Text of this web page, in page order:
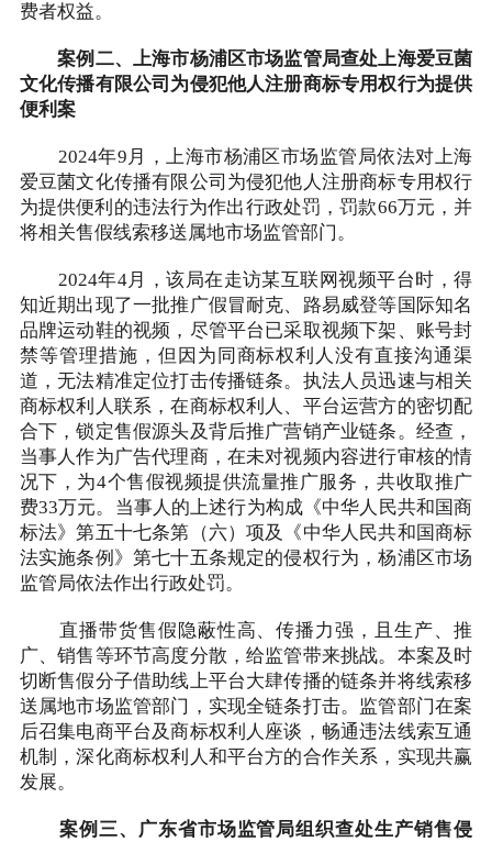
费者权益。
案例二、上海市杨浦区市场监管局查处上海爱豆菌
文化传播有限公司为侵犯他人注册商标专用权行为提供
便利案
2024年9月，上海市杨浦区市场监管局依法对上海
爱豆菌文化传播有限公司为侵犯他人注册商标专用权行
为提供便利的违法行为作出行政处罚，罚款66万元，并
将相关售假线索移送属地市场监管部门。
2024年4月，该局在走访某互联网视频平台时，得
知近期出现了一批推广假冒耐克、路易威登等国际知名
品牌运动鞋的视频，尽管平台已采取视频下架、账号封
禁等管理措施，但因为同商标权利人没有直接沟通渠
道，无法精准定位打击传播链条。执法人员迅速与相关
商标权利人联系，在商标权利人、平台运营方的密切配
合下，锁定售假源头及背后推广营销产业链条。经查，
当事人作为广告代理商，在未对视频内容进行审核的情
况下，为4个售假视频提供流量推广服务，共收取推广
费33万元。当事人的上述行为构成《中华人民共和国商
标法》第五十七条第（六）项及《中华人民共和国商标
法实施条例》第七十五条规定的侵权行为，杨浦区市场
监管局依法作出行政处罚。
直播带货售假隐蔽性高、传播力强，且生产、推
广、销售等环节高度分散，给监管带来挑战。本案及时
切断售假分子借助线上平台大肆传播的链条并将线索移
送属地市场监管部门，实现全链条打击。监管部门在案
后召集电商平台及商标权利人座谈，畅通违法线索互通
机制，深化商标权利人和平台方的合作关系，实现共赢
发展。
案例三、广东省市场监管局组织查处生产销售侵